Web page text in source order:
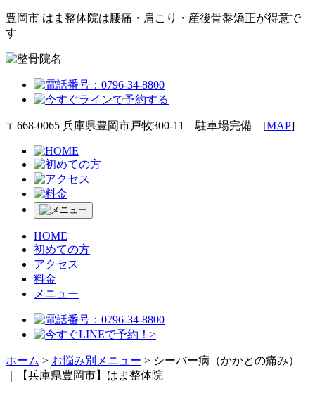
豊岡市 はま整体院は腰痛・肩こり・産後骨盤矯正が得意で
す
〒668-0065 兵庫県豊岡市戸牧300-11 駐車場完備 [MAP]
HOME
初めての方
アクセス
料金
メニュー
ホーム > お悩み別メニュー > シーバー病（かかとの痛み）
｜【兵庫県豊岡市】はま整体院